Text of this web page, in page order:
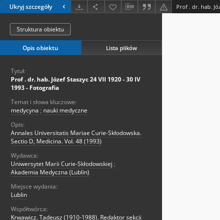
Ukryj szczegóły
Struktura obiektu
Opis obiektu Lista plików
Tytuł:
Prof . dr. hab. Józef Staszyc 24 VII 1920 - 30 IV
1993 - Fotografia
Temat i słowa kluczowe:
medycyna ; nauki medyczne
Opis:
Annales Universitatis Mariae Curie-Skłodowska.
Sectio D, Medicina. Vol. 48 (1993)
Wydawca:
Uniwersytet Marii Curie-Skłodowskiej ;
Akademia Medyczna (Lublin)
Miejsce wydania:
Lublin
Współtwórca:
Krwawicz, Tadeusz (1910-1988). Redaktor sekcji